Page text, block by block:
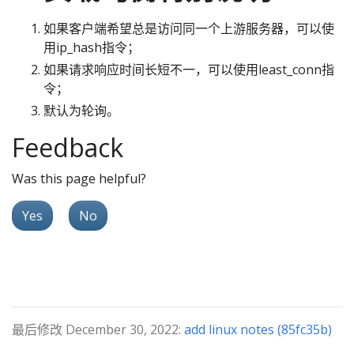
如果客户端希望总是访问同一个上游服务器，可以使
用ip_hash指令；
如果请求响应时间长短不一，可以使用least_conn指
令；
默认为轮询。
Feedback
Was this page helpful?
Yes No
最后修改 December 30, 2022: add linux notes (85fc35b)